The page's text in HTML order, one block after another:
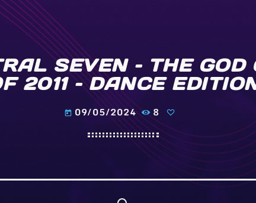
SEVEN – THE GOD
2011 – DANCE
today 09/05/2024 8